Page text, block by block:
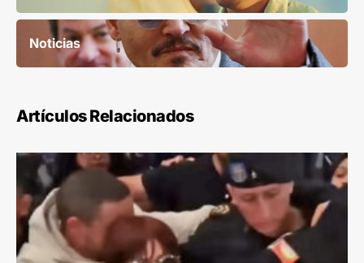
Noticias
Artículos Relacionados